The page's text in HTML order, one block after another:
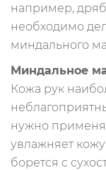
например,
необходимо
миндального
Миндальное
Кожа рук
нужно
увлажняет
борется с